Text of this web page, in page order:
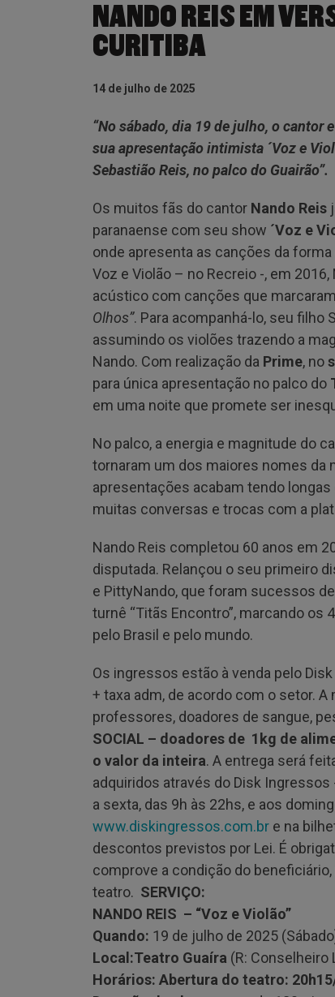
NANDO REIS EM
CURITIBA
14 de julho de 2025
“No sábado, dia 19 de julho, o
sua apresentação intimista ´Voz e
Sebastião Reis, no palco do Guairão”.
Os muitos fãs do cantor Nando Reis
paranaense com seu show ´Voz e
onde apresenta as canções da
Voz e Violão – no Recreio -, em
acústico com canções que
Olhos”. Para acompanhá-lo, seu filho
assumindo os violões trazendo a
Nando. Com realização da Prime, no
para única apresentação no palco do
em uma noite que promete ser
No palco, a energia e magnitude do
tornaram um dos maiores nomes da
apresentações acabam tendo
muitas conversas e trocas com a
Nando Reis completou 60 anos em
disputada. Relançou o seu primeiro
e PittyNando, que foram sucessos
turnê “Titãs Encontro”, marcando
pelo Brasil e pelo mundo.
Os ingressos estão à venda pelo
+ taxa adm, de acordo com o setor.
professores, doadores de sangue,
SOCIAL – doadores de 1kg de
o valor da inteira. A entrega será
adquiridos através do Disk
a sexta, das 9h às 22hs, e aos
www.diskingressos.com.br e na
descontos previstos por Lei. É
comprove a condição do
teatro. SERVIÇO:
NANDO REIS – “Voz e Violão”
Quando: 19 de julho de 2025
Local:Teatro Guaíra (R: Conselheiro
Horários: Abertura do teatro: